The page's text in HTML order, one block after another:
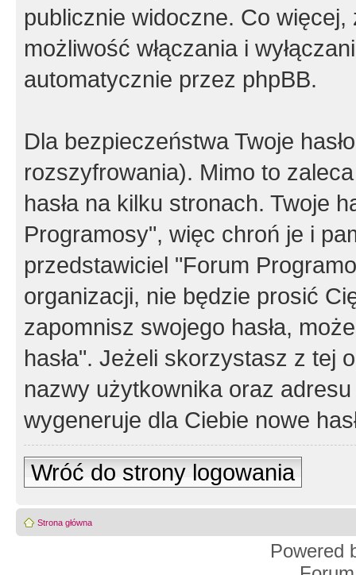
publicznie widoczne. Co
możliwość włączania i
automatycznie przez phpBB.
Dla bezpieczeństwa Twoje
rozszyfrowania). Mimo to
hasła na kilku stronach. Twoje
Programosy", więc chroń je i
przedstawiciel "Forum
organizacji, nie będzie prosić
zapomnisz swojego hasła,
hasła". Jeżeli skorzystasz z tej
nazwy użytkownika oraz
wygeneruje dla Ciebie nowe
Wróć do strony logowania
Strona główna
Powered